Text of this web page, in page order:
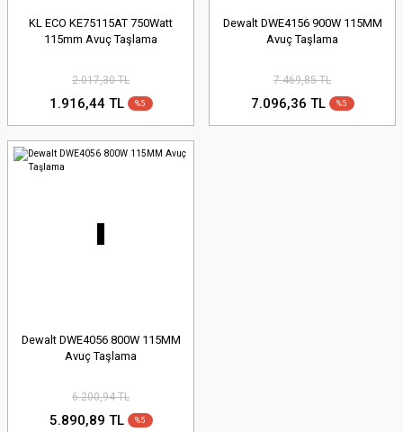
KL ECO KE75115AT 750Watt
115mm Avuç Taşlama
2.017,30 TL
1.916,44 TL %5
Dewalt DWE4156 900W 115MM
Avuç Taşlama
7.469,85 TL
7.096,36 TL %5
Dewalt DWE4056 800W 115MM
Avuç Taşlama
6.200,94 TL
5.890,89 TL %5